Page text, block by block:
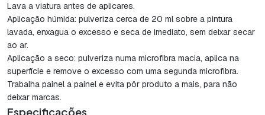
Lava a viatura antes de aplicares.
Aplicação húmida: pulveriza cerca de 20 ml sobre a pintura
lavada, enxagua o excesso e seca de imediato, sem deixar secar
ao ar.
Aplicação a seco: pulveriza numa microfibra macia, aplica na
superfície e remove o excesso com uma segunda microfibra.
Trabalha painel a painel e evita pôr produto a mais, para não
deixar marcas.
Especificações